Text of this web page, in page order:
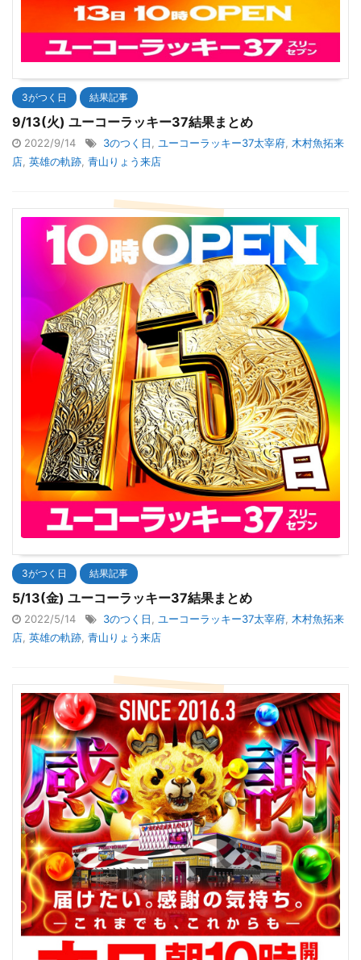
3がつく日 結果記事
9/13(火) ユーコーラッキー37結果まとめ
2022/9/14 3のつく日 ユーコーラッキー37太宰府 木村魚拓来
店 英雄の軌跡 青山りょう来店
3がつく日 結果記事
5/13(金) ユーコーラッキー37結果まとめ
2022/5/14 3のつく日 ユーコーラッキー37太宰府 木村魚拓来
店 英雄の軌跡 青山りょう来店